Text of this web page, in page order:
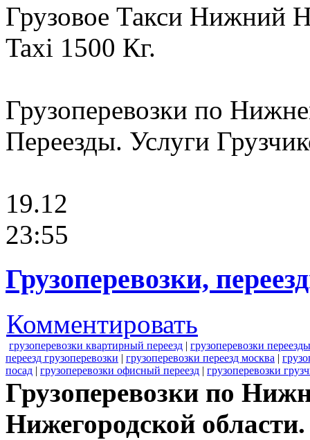
Грузовое Такси Нижний
Taxi 1500 Кг.
Грузоперевозки по
Переезды. Услуги
19.12
23:55
Грузоперевозки,
Комментировать
грузоперевозки квартирный переезд | грузоперевозки переезды
переезд грузоперевозки | грузоперевозки переезд москва |
посад | грузоперевозки офисный переезд | грузоперевозки
Грузоперевозки по
Нижегородской области.